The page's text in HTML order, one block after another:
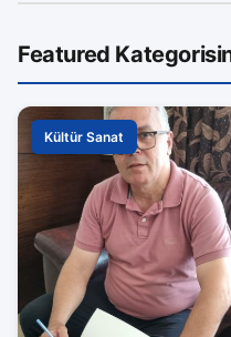
Featured
Kültür Sanat